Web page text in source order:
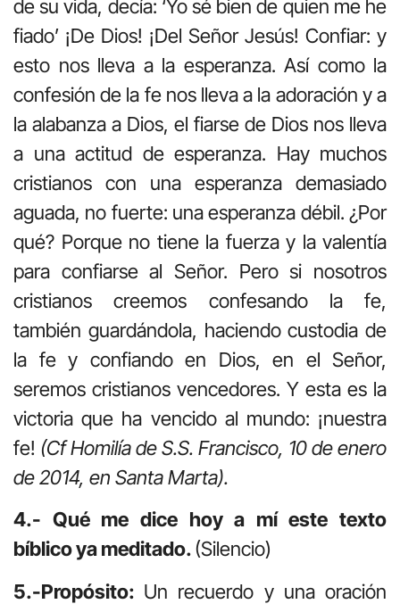
de su vida, decía: ‘Yo sé bien de quien me he
fiado’ ¡De Dios! ¡Del Señor Jesús! Confiar: y
esto nos lleva a la esperanza. Así como la
confesión de la fe nos lleva a la adoración y a
la alabanza a Dios, el fiarse de Dios nos lleva
a una actitud de esperanza. Hay muchos
cristianos con una esperanza demasiado
aguada, no fuerte: una esperanza débil. ¿Por
qué? Porque no tiene la fuerza y la valentía
para confiarse al Señor. Pero si nosotros
cristianos creemos confesando la fe,
también guardándola, haciendo custodia de
la fe y confiando en Dios, en el Señor,
seremos cristianos vencedores. Y esta es la
victoria que ha vencido al mundo: ¡nuestra
fe! (Cf Homilía de S.S. Francisco, 10 de enero
de 2014, en Santa Marta).
4.- Qué me dice hoy a mí este texto
bíblico ya meditado.(Silencio)
5.-Propósito: Un recuerdo y una oración